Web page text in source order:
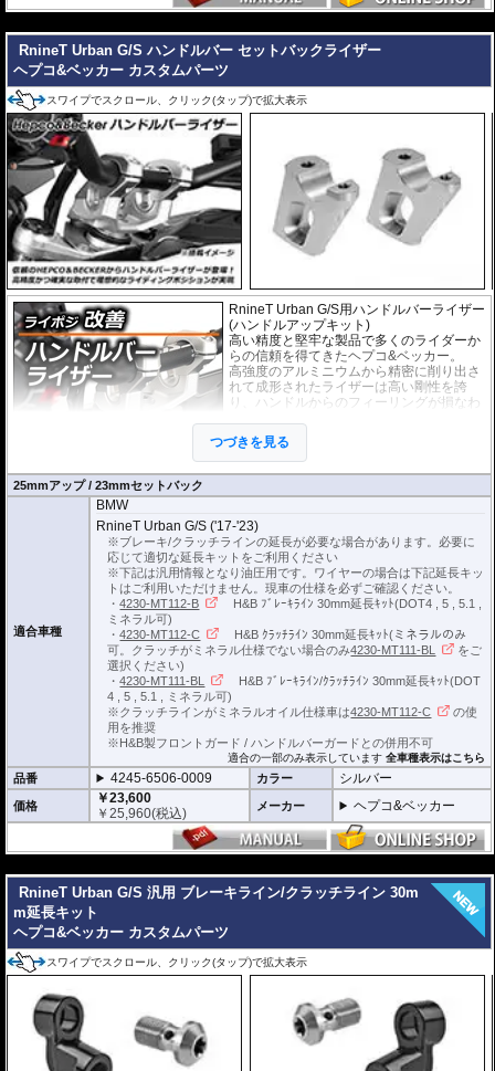
RnineT Urban G/S ハンドルバー セットバックライザー
ヘプコ&ベッカー カスタムパーツ
スワイプでスクロール、クリック(タップ)で拡大表示
RnineT Urban G/S用ハンドルバーライザー
(ハンドルアップキット)
高い精度と堅牢な製品で多くのライダーか
らの信頼を得てきたヘプコ&ベッカー。
高強度のアルミニウムから精密に削り出さ
れて成形されたライザーは高い剛性を誇
り、ハンドルからのフィーリングが損なわ
EUの工業製品安全規格「TÜV」を取得
し、他のヘプコの商品と同様に高い安全
性、信頼性の商品となっております。
※車体の個体差によりブレーキ/クラッチラインの延長が必要な場合がありま
ブレーキ/クラッチラインの延長にはヘプコ&ベッカーの延長キットがおすすめ
をご確認ください。
つづきを見る
25mmアップ / 23mmセットバック
適合車種
BMW
RnineT Urban G/S ('17-'23)
※ブレーキ/クラッチラインの延長が必要な場合があります。必要に
応じて適切な延長キットをご利用ください
※下記は汎用情報となり油圧用です。ワイヤーの場合は下記延長キッ
トはご利用いただけません。現車の仕様を必ずご確認ください。
・4230-MT112-B
H&B ﾌﾞﾚｰｷﾗｲﾝ 30mm延長ｷｯﾄ(DOT4 , 5 , 5.1 ,
ミネラル可)
・4230-MT112-C
H&B ｸﾗｯﾁﾗｲﾝ 30mm延長ｷｯﾄ(ミネラルのみ
可。クラッチがミネラル仕様でない場合のみ4230-MT111-BL
をご
選択ください)
・4230-MT111-BL
H&B ﾌﾞﾚｰｷﾗｲﾝ/ｸﾗｯﾁﾗｲﾝ 30mm延長ｷｯﾄ(DOT
4 , 5 , 5.1 , ミネラル可)
※クラッチラインがミネラルオイル仕様車は4230-MT112-C
の使
用を推奨
※H&B製フロントガード / ハンドルバーガードとの併用不可
適合の一部のみ表示しています全車種表示はこちら
品番 4245-6506-0009 カラー シルバー
価格
￥23,600
￥25,960(税込) メーカー ヘプコ&ベッカー
RnineT Urban G/S 汎用 ブレーキライン/クラッチライン 30m
m延長キット
ヘプコ&ベッカー カスタムパーツ
スワイプでスクロール、クリック(タップ)で拡大表示